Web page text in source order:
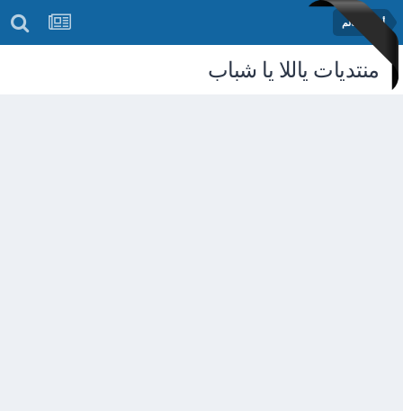
أخبار العالم
منتديات ياللا يا شباب